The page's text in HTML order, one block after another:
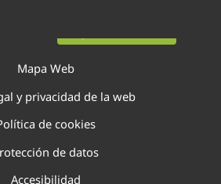
Mapa Web
y privacidad de la web
de cookies
de datos
Accesibilidad